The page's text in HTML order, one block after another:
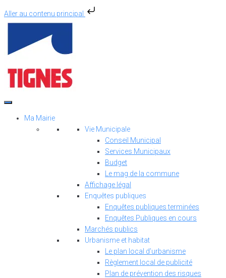
Aller au contenu principal
Aller
contenu
Ma Mairie
Vie Municipale
Conseil Municipal
Services Municipaux
Budget
Le mag de la commune
Affichage légal
Enquêtes publiques
Enquêtes publiques terminées
Enquêtes Publiques en cours
Marchés publics
Urbanisme et habitat
Le plan local d’urbanisme
Règlement local de publicité
Plan de prévention des risques